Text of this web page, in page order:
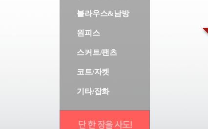
블라우스&남방
원피스
스커트/팬츠
코트/자켓
기타/잡화